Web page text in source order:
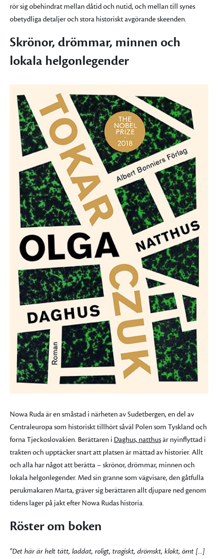
rör sig obehindrat mellan dåtid och nutid, och mellan till synes
obetydliga detaljer och stora historiskt avgörande skeenden.
Skrönor, drömmar, minnen och
lokala helgonlegender
Nowa Ruda är en småstad i närheten av Sudetbergen, en del av
Centraleuropa som historiskt tillhört såväl Polen som Tyskland och
forna Tjeckoslovakien. Berättaren i Daghus, natthusär nyinflyttad i
trakten och upptäcker snart att platsen är mättad av historier. Allt
och alla har något att berätta – skrönor, drömmar, minnen och
lokala helgonlegender. Med sin granne som vägvisare, den gåtfulla
perukmakaren Marta, gräver sig berättaren allt djupare ned genom
tidens lager på jakt efter Nowa Rudas historia.
Röster om boken
"Det här är helt tätt, laddat, roligt, tragiskt, drömskt, klokt, ömt [...]